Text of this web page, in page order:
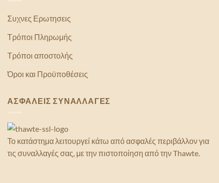
Συχνες Ερωτησεις
Τρόποι Πληρωμής
Τρόποι αποστολής
Όροι και Προϋποθέσεις
ΑΣΦΑΛΕΙΣ ΣΥΝΑΛΛΑΓΕΣ
Το κατάστημα λειτουργεί κάτω από ασφαλές περιβάλλον για
τις συναλλαγές σας, με την πιστοποίηση από την Thawte.